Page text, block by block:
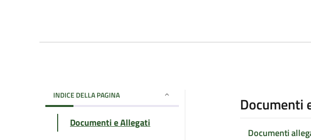
INDICE DELLA PAGINA
Documenti e Allegati
Documenti
Documenti